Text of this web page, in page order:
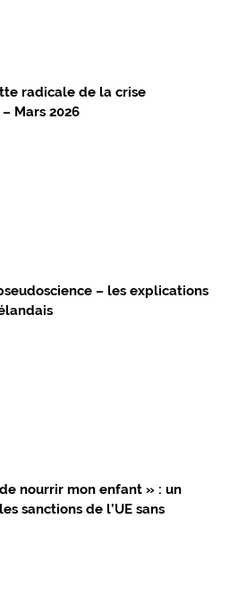
radicale de la crise
Mars 2026
– les explications
nourrir mon enfant » : un
sanctions de l’UE sans